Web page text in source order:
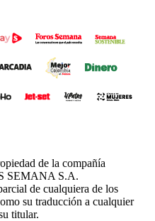
de la compañía
SEMANA S.A.
de cualquiera de los
su traducción a cualquier
titular.